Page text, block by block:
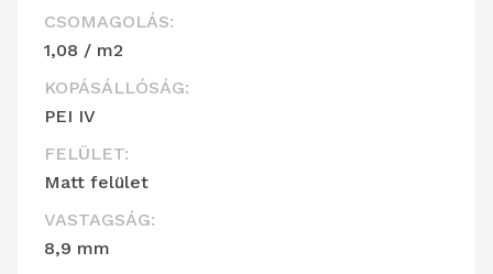
CSOMAGOLÁS:
1,08 / m2
KOPÁSÁLLÓSÁG:
PEI IV
FELÜLET:
Matt felület
VASTAGSÁG:
8,9 mm